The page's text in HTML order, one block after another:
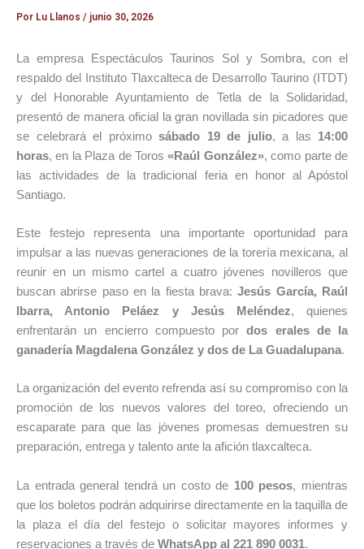
Por Lu Llanos / junio 30, 2026
La empresa Espectáculos Taurinos Sol y Sombra, con el
respaldo del Instituto Tlaxcalteca de Desarrollo Taurino (ITDT)
y del Honorable Ayuntamiento de Tetla de la Solidaridad,
presentó de manera oficial la gran novillada sin picadores que
se celebrará el próximo sábado 19 de julio, a las 14:00
horas, en la Plaza de Toros«Raúl González», como parte de
las actividades de la tradicional feria en honor al Apóstol
Santiago.
Este festejo representa una importante oportunidad para
impulsar a las nuevas generaciones de la torería mexicana, al
reunir en un mismo cartel a cuatro jóvenes novilleros que
buscan abrirse paso en la fiesta brava:Jesús García, Raúl
Ibarra, Antonio Peláez y Jesús Meléndez, quienes
enfrentarán un encierro compuesto pordos erales de la
ganadería Magdalena González y dos de La Guadalupana.
La organización del evento refrenda así su compromiso con la
promoción de los nuevos valores del toreo, ofreciendo un
escaparate para que las jóvenes promesas demuestren su
preparación, entrega y talento ante la afición tlaxcalteca.
La entrada general tendrá un costo de 100 pesos, mientras
que los boletos podrán adquirirse directamente en la taquilla de
la plaza el día del festejo o solicitar mayores informes y
reservaciones a través de WhatsApp al 221 890 0031.